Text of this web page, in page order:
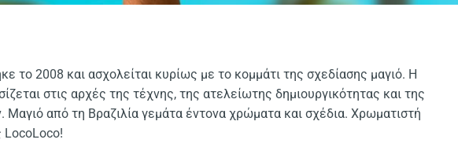
το 2008 και ασχολείται κυρίως με το κομμάτι της σχεδίασης μαγιό. Η
στις αρχές της τέχνης, της ατελείωτης δημιουργικότητας και της
Μαγιό από τη Βραζιλία γεμάτα έντονα χρώματα και σχέδια. Χρωματιστή
LocoLoco!